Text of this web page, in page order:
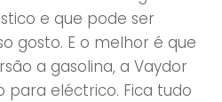
e que pode ser
gosto. E o melhor é que
a gasolina, a Vaydor
eléctrico. Fica tudo